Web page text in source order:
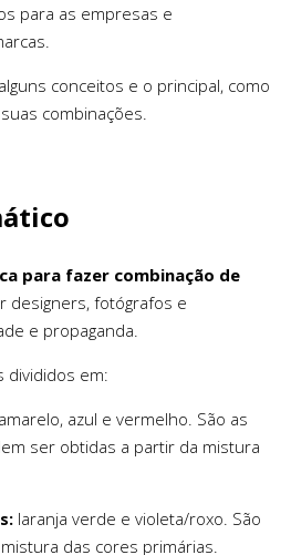
para as empresas e
conceitos e o principal, como
combinações.
para fazer combinação de
designers, fotógrafos e
e propaganda.
divididos em:
amarelo, azul e vermelho. São as
ser obtidas a partir da mistura
laranja verde e violeta/roxo. São
das cores primárias.